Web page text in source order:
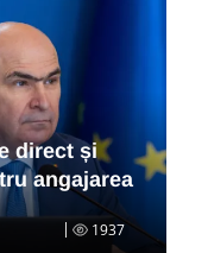
direct și
angajarea
1937